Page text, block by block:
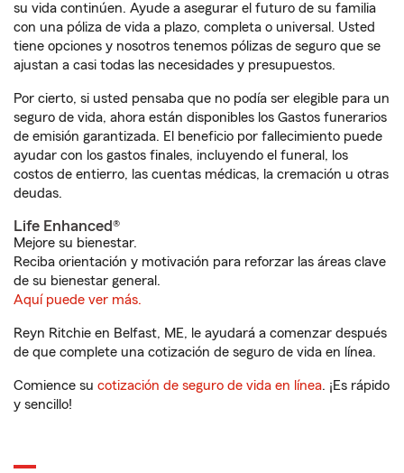
su vida continúen. Ayude a asegurar el futuro de su familia
con una póliza de vida a plazo, completa o universal. Usted
tiene opciones y nosotros tenemos pólizas de seguro que se
ajustan a casi todas las necesidades y presupuestos.
Por cierto, si usted pensaba que no podía ser elegible para un
seguro de vida, ahora están disponibles los Gastos funerarios
de emisión garantizada. El beneficio por fallecimiento puede
ayudar con los gastos finales, incluyendo el funeral, los
costos de entierro, las cuentas médicas, la cremación u otras
deudas.
Life Enhanced®
Mejore su bienestar.
Reciba orientación y motivación para reforzar las áreas clave
de su bienestar general.
Aquí puede ver más.
Reyn Ritchie en Belfast, ME, le ayudará a comenzar después
de que complete una cotización de seguro de vida en línea.
Comience su cotización de seguro de vida en línea. ¡Es rápido
y sencillo!